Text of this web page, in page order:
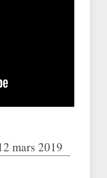
mars 2019